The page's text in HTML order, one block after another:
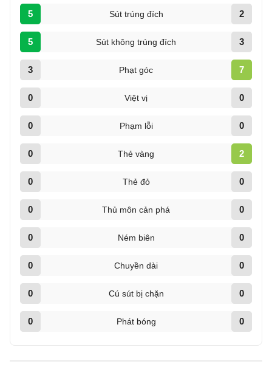
5 Sút trúng đích 2
5 Sút không trúng đích 3
3 Phạt góc 7
0 Việt vị 0
0 Phạm lỗi 0
0 Thẻ vàng 2
0 Thẻ đỏ 0
0 Thủ môn cản phá 0
0 Ném biên 0
0 Chuyền dài 0
0 Cú sút bị chặn 0
0 Phát bóng 0